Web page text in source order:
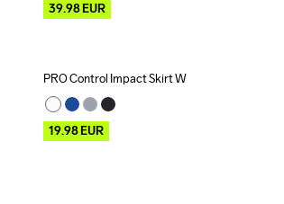
39.98EUR
Outlet
PRO Control Impact Skirt W
19.98EUR